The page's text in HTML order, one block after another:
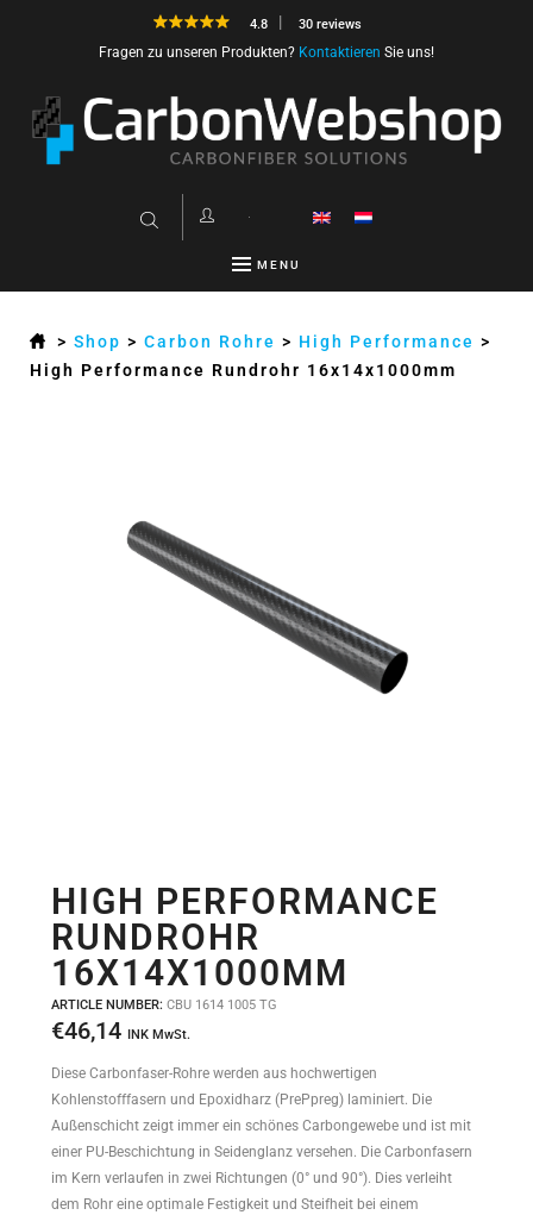
4.8 30 reviews
Fragen zu unseren Produkten? Kontaktieren Sie uns!
MENU
>Shop >Carbon Rohre > High Performance >
High Performance Rundrohr 16x14x1000mm
HIGH PERFORMANCE
RUNDROHR
16X14X1000MM
ARTICLE NUMBER: CBU 1614 1005 TG
€46,14 INK MwSt.
Diese Carbonfaser-Rohre werden aus hochwertigen
Kohlenstofffasern und Epoxidharz (PrePpreg) laminiert. Die
Außenschicht zeigt immer ein schönes Carbongewebe und ist mit
einer PU-Beschichtung in Seidenglanz versehen. Die Carbonfasern
im Kern verlaufen in zwei Richtungen (0° und 90°). Dies verleiht
dem Rohr eine optimale Festigkeit und Steifheit bei einem